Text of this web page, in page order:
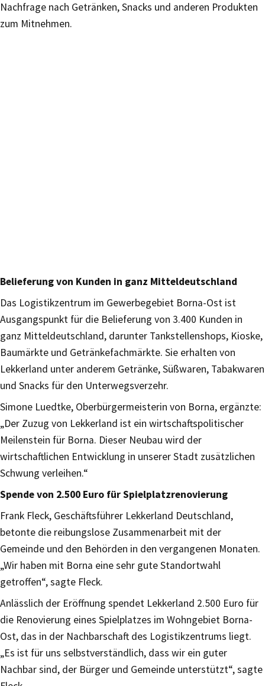
Nachfrage nach Getränken, Snacks und anderen Produkten
zum Mitnehmen.
Belieferung von Kunden in ganz Mitteldeutschland
Das Logistikzentrum im Gewerbegebiet Borna-Ost ist
Ausgangspunkt für die Belieferung von 3.400 Kunden in
ganz Mitteldeutschland, darunter Tankstellenshops, Kioske,
Baumärkte und Getränkefachmärkte. Sie erhalten von
Lekkerland unter anderem Getränke, Süßwaren, Tabakwaren
und Snacks für den Unterwegsverzehr.
Simone Luedtke, Oberbürgermeisterin von Borna, ergänzte:
„Der Zuzug von Lekkerland ist ein wirtschaftspolitischer
Meilenstein für Borna. Dieser Neubau wird der
wirtschaftlichen Entwicklung in unserer Stadt zusätzlichen
Schwung verleihen.“
Spende von 2.500 Euro für Spielplatzrenovierung
Frank Fleck, Geschäftsführer Lekkerland Deutschland,
betonte die reibungslose Zusammenarbeit mit der
Gemeinde und den Behörden in den vergangenen Monaten.
„Wir haben mit Borna eine sehr gute Standortwahl
getroffen“, sagte Fleck.
Anlässlich der Eröffnung spendet Lekkerland 2.500 Euro für
die Renovierung eines Spielplatzes im Wohngebiet Borna-
Ost, das in der Nachbarschaft des Logistikzentrums liegt.
„Es ist für uns selbstverständlich, dass wir ein guter
Nachbar sind, der Bürger und Gemeinde unterstützt“, sagte